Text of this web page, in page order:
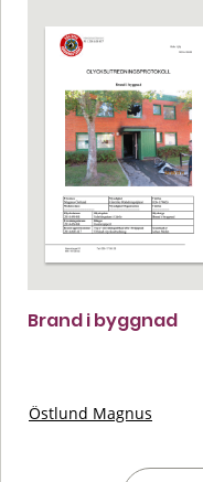
Brand i byggnad
Östlund Magnus